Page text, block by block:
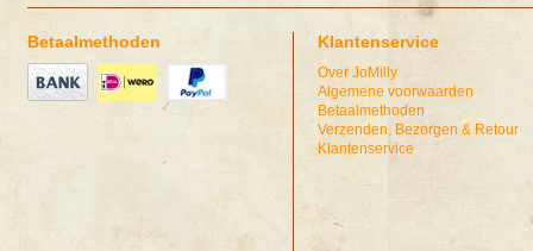
Betaalmethoden Klantenservice
Over JoMilly
Algemene voorwaarden
Betaalmethoden
Verzenden, Bezorgen & Retour
Klantenservice